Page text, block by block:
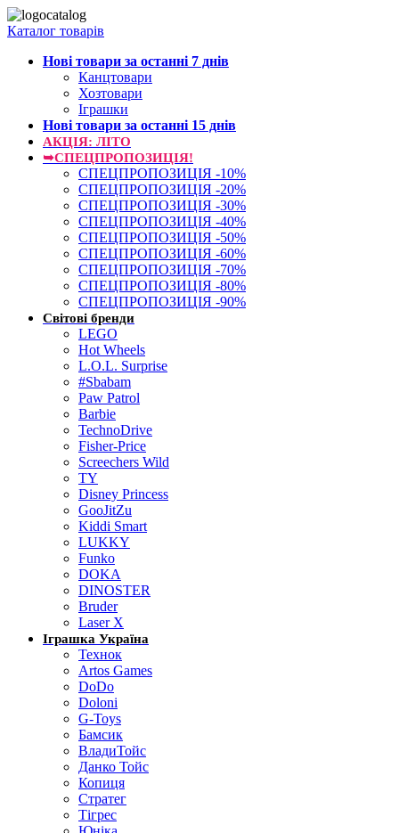
Каталог товарів
Нові товари за останнi 7 днiв
Канцтовари
Хозтовари
Іграшки
Нові товари за останнi 15 днiв
АКЦІЯ: ЛІТО
➥СПЕЦПРОПОЗИЦІЯ!
СПЕЦПРОПОЗИЦІЯ -10%
СПЕЦПРОПОЗИЦІЯ -20%
СПЕЦПРОПОЗИЦІЯ -30%
СПЕЦПРОПОЗИЦІЯ -40%
СПЕЦПРОПОЗИЦІЯ -50%
СПЕЦПРОПОЗИЦІЯ -60%
СПЕЦПРОПОЗИЦІЯ -70%
СПЕЦПРОПОЗИЦІЯ -80%
СПЕЦПРОПОЗИЦІЯ -90%
Світові бренди
LEGO
Hot Wheels
L.O.L. Surprise
#Sbabam
Paw Patrol
Barbie
TechnoDrive
Fisher-Price
Screechers Wild
TY
Disney Princess
GooJitZu
Kiddi Smart
LUKKY
Funko
DOKA
DINOSTER
Bruder
Laser X
Іграшка Україна
Технок
Artos Games
DoDo
Doloni
G-Toys
Бамсик
ВладиТойс
Данко Тойс
Копиця
Стратег
Тігрес